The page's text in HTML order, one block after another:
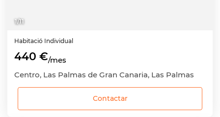
1/11
Habitació Individual
440 €/mes
Centro, Las Palmas de Gran Canaria, Las Palmas
Contactar